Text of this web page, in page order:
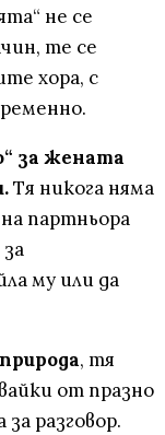
не се
те се
хора, с
за жената
Тя никога няма
партньора
му или да
, тя
от празно
разговор.